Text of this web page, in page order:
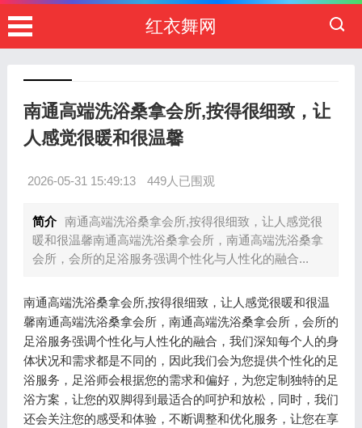
红衣舞网
南通高端洗浴桑拿会所,按得很细致，让
人感觉很暖和很温馨
2026-05-31 15:49:13 449人已围观
简介 南通高端洗浴桑拿会所,按得很细致，让人感觉很
暖和很温馨南通高端洗浴桑拿会所，南通高端洗浴桑拿
会所，会所的足浴服务强调个性化与人性化的融合...
南通高端洗浴桑拿会所,按得很细致，让人感觉很暖和很温
馨南通高端洗浴桑拿会所，南通高端洗浴桑拿会所，会所的
足浴服务强调个性化与人性化的融合，我们深知每个人的身
体状况和需求都是不同的，因此我们会为您提供个性化的足
浴服务，足浴师会根据您的需求和偏好，为您定制独特的足
浴方案，让您的双脚得到最适合的呵护和放松，同时，我们
还会关注您的感受和体验，不断调整和优化服务，让您在享